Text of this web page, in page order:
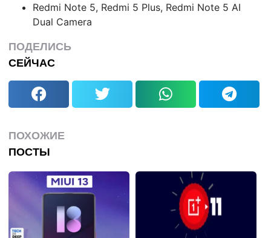
Redmi Note 5, Redmi 5 Plus, Redmi Note 5 AI
Dual Camera
ПОДЕЛИСЬ
СЕЙЧАС
ПОХОЖИЕ
ПОСТЫ